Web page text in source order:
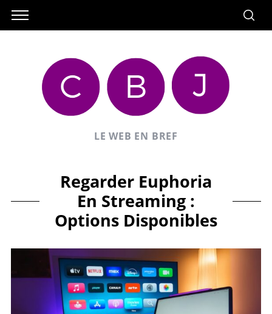
LE WEB EN BREF
Regarder Euphoria
En Streaming :
Options Disponibles